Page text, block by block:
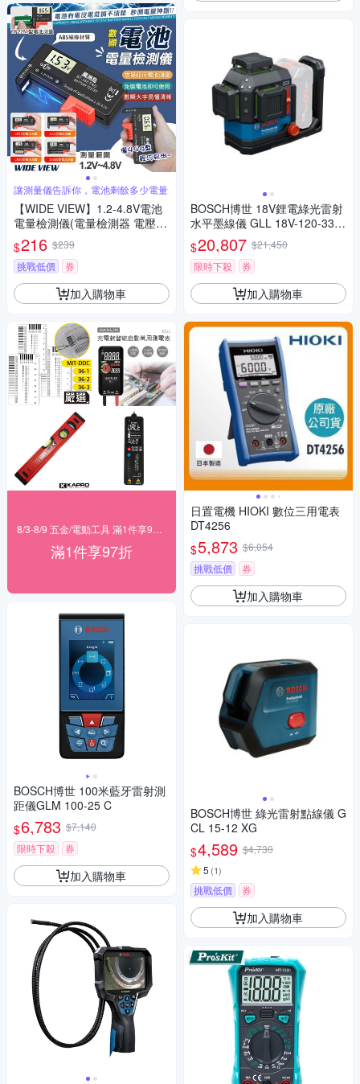
讓測量儀告訴你，電池剩餘多少電量
【WIDE VIEW】1.2-4.8V電池
電量檢測儀(電量檢測器 電壓測
量器 電池電壓 測電儀/BT-168P
RO)
$216 $239
挑戰低價
券
加入購物車
滿1件享97折
BOSCH博世 100米藍牙雷射測
距儀GLM 100-25 C
$6,783 $7,140
限時下殺
券
加入購物車
BOSCH博世 18V鋰電綠光雷射
水平墨線儀 GLL 18V-120-33 C
G
$20,807 $21,450
限時下殺
券
加入購物車
日置電機 HIOKI 數位三用電表
DT4256
$5,873 $6,054
挑戰低價
券
加入購物車
BOSCH博世 綠光雷射點線儀 G
CL 15-12 XG
$4,589 $4,730
5 (1)
挑戰低價 券
加入購物車